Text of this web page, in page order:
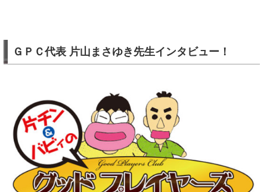
ＧＰＣ代表 片山まさゆき先生インタビュー！